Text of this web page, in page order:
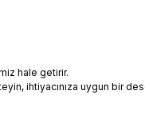
hale getirir.
ihtiyacınıza uygun bir